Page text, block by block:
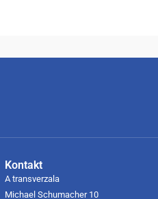
Kontakt
A transverzala
Michael Schumacher 10